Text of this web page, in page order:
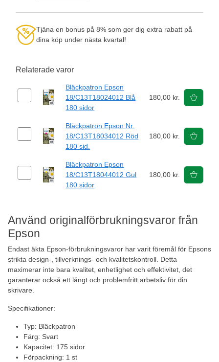
Använd originalförbrukningsvaror från
Epson
Endast äkta Epson-förbrukningsvaror har varit föremål för Epsons
strikta design-, tillverknings- och kvalitetskontroll. Detta
maximerar inte bara kvalitet, enhetlighet och effektivitet, det
garanterar också ett långt och problemfritt arbetsliv för din
skrivare.
Specifikationer:
Typ: Bläckpatron
Färg: Svart
Kapacitet: 175 sidor
Förpackning: 1 st
Tjäna en bonus på 8% som ger dig extra rabatt på
dina köp under nästa kvartal!
Relaterade varor
Bläckpatron Epson
18/C13T18024012 Blå
180 sidor
180,00 kr.
Bläckpatron Epson Nr.
18/C13T18034012 Röd
180 sid.
180,00 kr.
Bläckpatron Epson
18/C13T18044012 Gul
180 sidor
180,00 kr.